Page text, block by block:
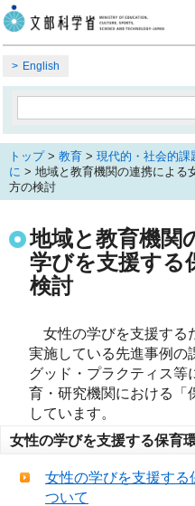
English
トップ> 教育 > 現代的・社会的課
に > 地域と教育機関の連携による
方の検討
地域と教育機関
学びを支援する
検討
女性の学びを支援する
実施している先進事例の
グッド・プラクティス等
育・研究機関における「
しています。
女性の学びを支援する保育
女性の学びを支援する
ついて